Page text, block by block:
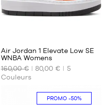
NOS
TAILLES
DISPONIBLES
Air Jordan 1 Elevate Low SE
WNBA Womens
160,00 €
80,00 €
5
Couleurs
PROMO -50%